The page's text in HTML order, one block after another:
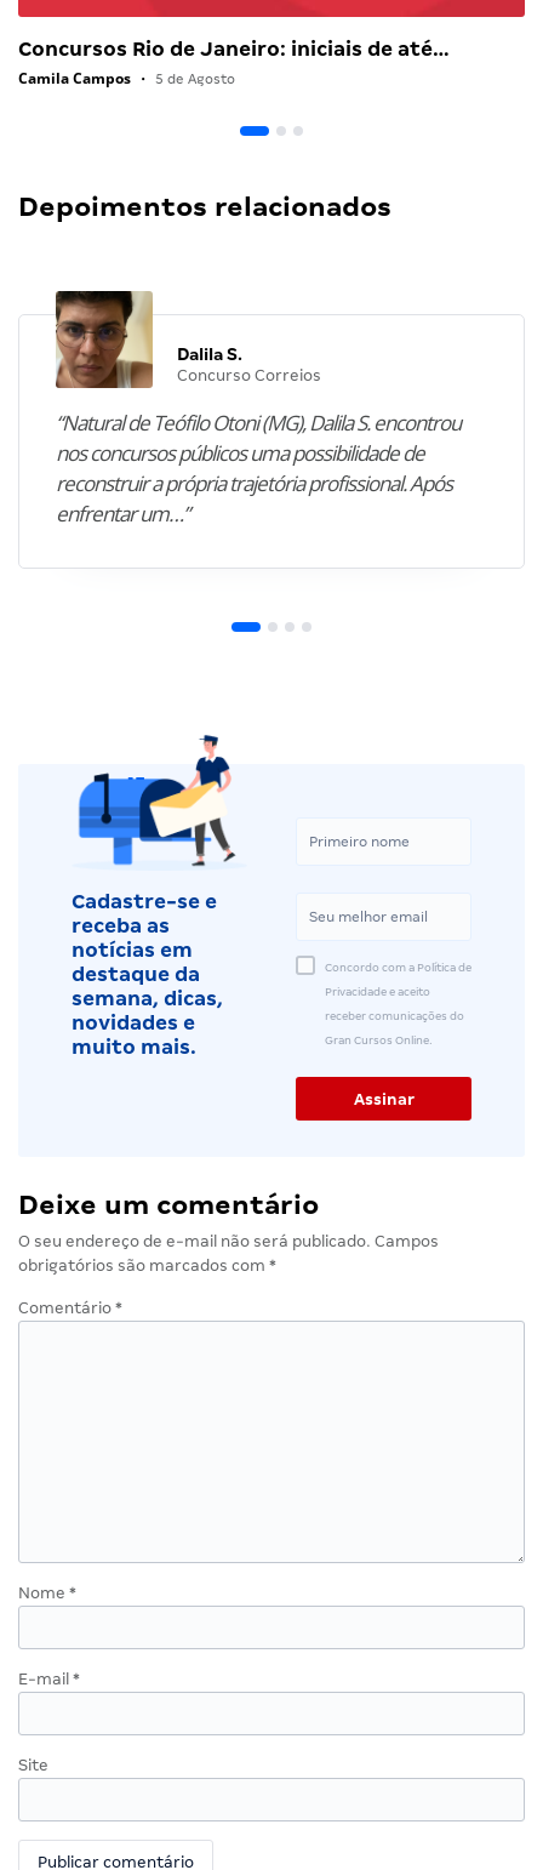
Concursos Rio de Janeiro: iniciais de até…
Camila Campos • 5 de Agosto
Depoimentos relacionados
Dalila S.
Concurso Correios
“Natural de Teófilo Otoni (MG), Dalila S. encontrou
nos concursos públicos uma possibilidade de
reconstruir a própria trajetória profissional. Após
enfrentar um…”
Cadastre-se e
receba as
notícias em
destaque da
semana, dicas,
novidades e
muito mais.
Concordo com a Política de
Privacidade e aceito
receber comunicações do
Gran Cursos Online.
Deixe um comentário
O seu endereço de e-mail não será publicado. Campos
obrigatórios são marcados com *
Comentário *
Nome *
E-mail *
Site